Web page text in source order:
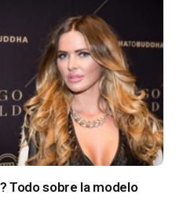
Todo sobre la modelo